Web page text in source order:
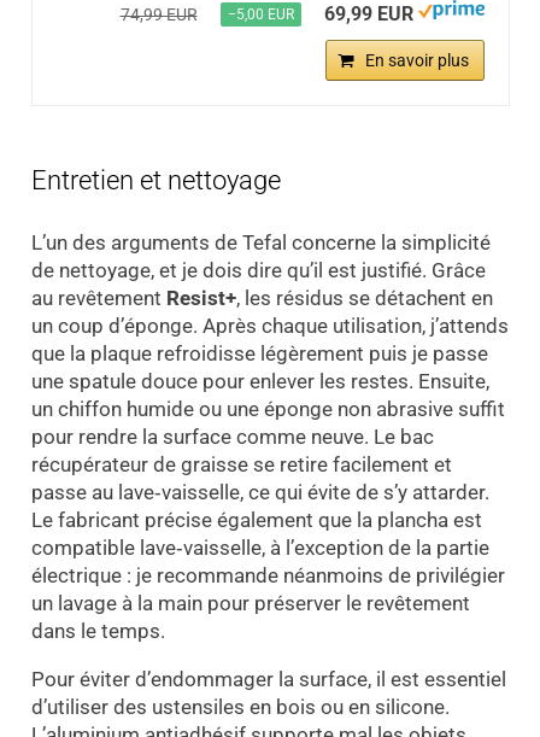
74,99 EUR −5,00 EUR 69,99 EUR
En savoir plus
Entretien et nettoyage
L’un des arguments de Tefal concerne la simplicité
de nettoyage, et je dois dire qu’il est justifié. Grâce
au revêtement Resist+, les résidus se détachent en
un coup d’éponge. Après chaque utilisation, j’attends
que la plaque refroidisse légèrement puis je passe
une spatule douce pour enlever les restes. Ensuite,
un chiffon humide ou une éponge non abrasive suffit
pour rendre la surface comme neuve. Le bac
récupérateur de graisse se retire facilement et
passe au lave‑vaisselle, ce qui évite de s’y attarder.
Le fabricant précise également que la plancha est
compatible lave‑vaisselle, à l’exception de la partie
électrique : je recommande néanmoins de privilégier
un lavage à la main pour préserver le revêtement
dans le temps.
Pour éviter d’endommager la surface, il est essentiel
d’utiliser des ustensiles en bois ou en silicone.